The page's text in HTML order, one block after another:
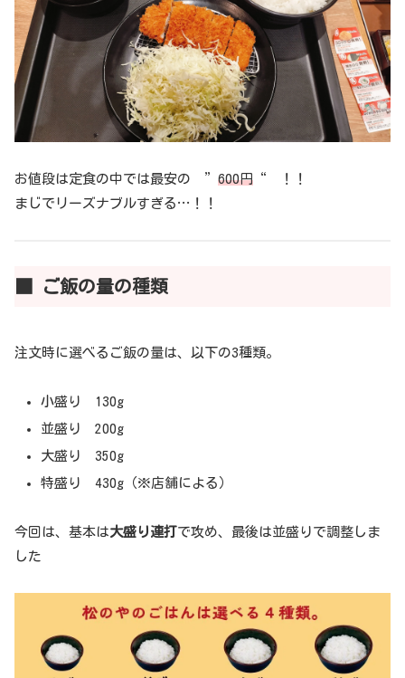
お値段は定食の中では最安の ” 600円 “ ！！
まじでリーズナブルすぎる…！！
■ ご飯の量の種類
注文時に選べるご飯の量は、以下の3種類。
小盛り 130g
並盛り 200g
大盛り 350g
特盛り 430g（※店舗による）
今回は、基本は大盛り連打で攻め、最後は並盛りで調整しま
した